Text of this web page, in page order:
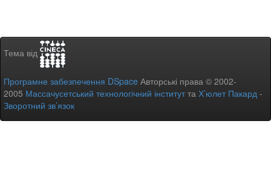
Тема від
Програмне забезпечення DSpace Авторські права © 2002-
2005 Массачусетський технологічний інститутта Х’юлет Пакард -
Зворотний зв’язок